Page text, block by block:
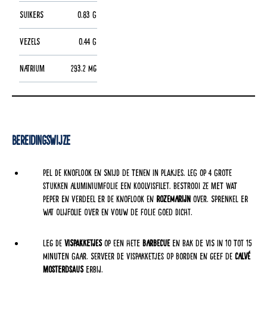
Suikers 0.83 g
Vezels 0.44 g
Natrium 293.2 mg
Bereidingswijze
Pel de knoflook en snijd de tenen in plakjes. Leg op 4 grote
stukken aluminiumfolie een koolvisfilet. Bestrooi ze met wat
peper en verdeel er de knoflook en rozemarijn over. Sprenkel er
wat olijfolie over en vouw de folie goed dicht.
Leg de vispakketjesop een hete barbecueen bak de vis in 10 tot 15
minuten gaar. Serveer de vispakketjes op borden en geef de Calvé
Mosterdsauserbij.